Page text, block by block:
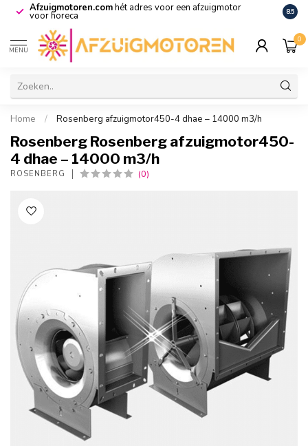
Afzuigmotoren.comhét adres voor een afzuigmotor
voor horeca De
8.5
MENU
0
Home / Rosenberg afzuigmotor450-4 dhae – 14000 m3/h
Rosenberg Rosenberg afzuigmotor450-
4 dhae – 14000 m3/h
ROSENBERG (0)